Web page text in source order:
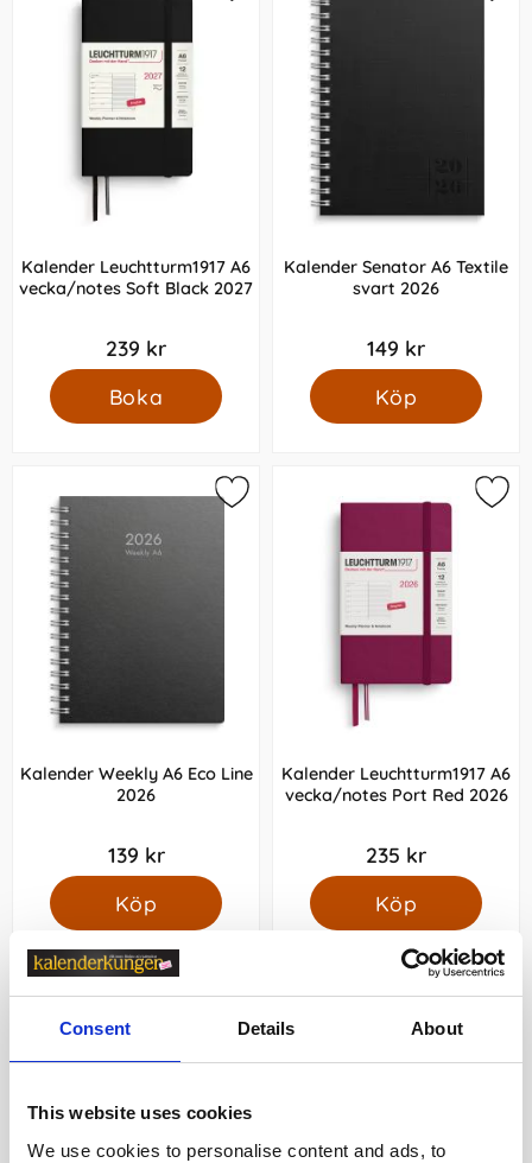
Consent Details About
This website uses cookies
We use cookies to personalise content and ads, to
Kalender Leuchtturm1917 A6
vecka/notes Soft Black 2027
239 kr
Boka
Kalender Senator A6 Textile
svart 2026
149 kr
Köp
Kalender Weekly A6 Eco Line
2026
139 kr
Köp
Kalender Leuchtturm1917 A6
vecka/notes Port Red 2026
235 kr
Köp